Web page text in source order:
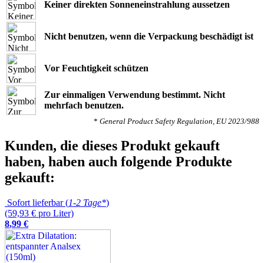
Keiner direkten Sonneneinstrahlung aussetzen
Nicht benutzen, wenn die Verpackung beschädigt ist
Vor Feuchtigkeit schützen
Zur einmaligen Verwendung bestimmt. Nicht
mehrfach benutzen.
* General Product Safety Regulation, EU 2023/988
Kunden, die dieses Produkt gekauft
haben, haben auch folgende Produkte
gekauft:
Sofort lieferbar (1-2 Tage*)
(59,93 € pro Liter)
8,99 €